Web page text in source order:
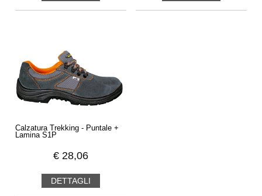
Calzatura Trekking - Puntale +
Lamina S1P
€ 28,06
DETTAGLI